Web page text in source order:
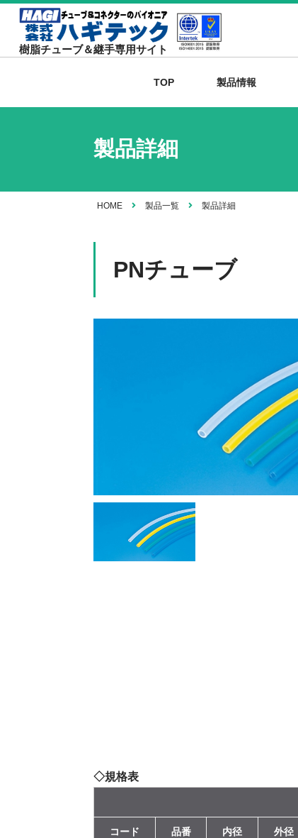
樹脂チューブ＆継手専用サイト
TOP 製品情報
製品詳細
HOME 製品一覧 製品詳細
PNチューブ
◇規格表
コード 品番 内径 外径